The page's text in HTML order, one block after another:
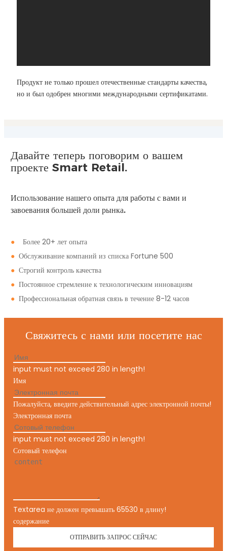
Продукт не только прошел отечественные стандарты качества,
но и был одобрен многими международными сертификатами.
Давайте теперь поговорим о вашем
проекте Smart Retail.
Использование нашего опыта для работы с вами и
завоевания большей доли рынка.
●
Более 20+ лет опыта
●Обслуживание компаний из списка Fortune 500
●Строгий контроль качества
●Постоянное стремление к технологическим инновациям
●Профессиональная обратная связь в течение 8-12 часов
Свяжитесь с нами или посетите нас
input must not exceed 280 in length!
Имя
Пожалуйста, введите действительный адрес электронной почты!
Электронная почта
input must not exceed 280 in length!
Сотовый телефон
Textarea не должен превышать 65530 в длину!
содержание
ОТПРАВИТЬ ЗАПРОС СЕЙЧАС